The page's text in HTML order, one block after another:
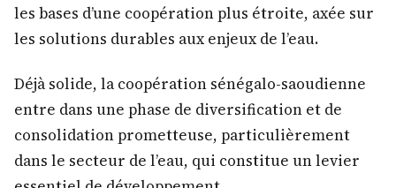
les bases d’une coopération plus étroite, axée sur
les solutions durables aux enjeux de l’eau.
Déjà solide, la coopération sénégalo-saoudienne
entre dans une phase de diversification et de
consolidation prometteuse, particulièrement
dans le secteur de l’eau, qui constitue un levier